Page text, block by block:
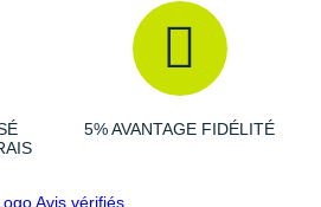
La construction sans couture
Le col du talon se veut
un
ajustement confortable et
5% AVANTAGE FIDÉLITÉ